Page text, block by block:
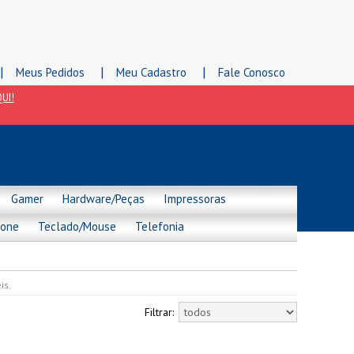
Meus Pedidos | Meu Cadastro | Fale Conosco
Gamer Hardware/Peças
Impressoras
Teclado/Mouse Telefonia
Filtrar: